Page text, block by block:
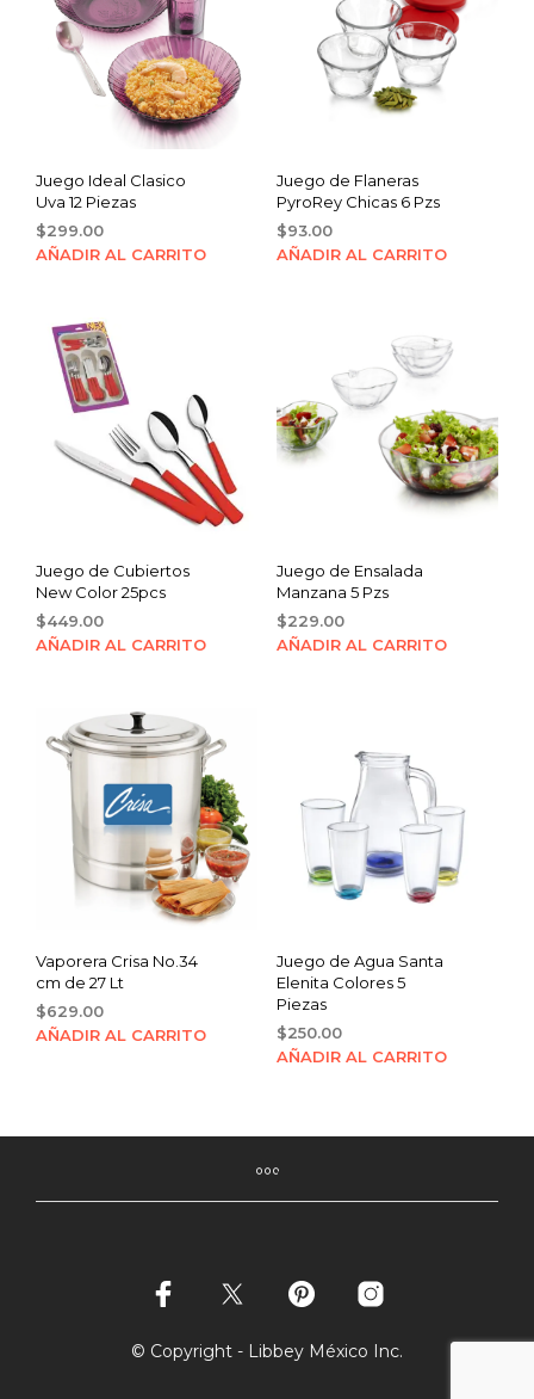
Juego Ideal Clasico
Uva 12 Piezas
$299.00
AÑADIR AL CARRITO
Juego de Flaneras
PyroRey Chicas 6 Pzs
$93.00
AÑADIR AL CARRITO
Juego de Cubiertos
New Color 25pcs
$449.00
AÑADIR AL CARRITO
Juego de Ensalada
Manzana 5 Pzs
$229.00
AÑADIR AL CARRITO
Vaporera Crisa No.34
cm de 27 Lt
$629.00
AÑADIR AL CARRITO
Juego de Agua Santa
Elenita Colores 5
Piezas
$250.00
AÑADIR AL CARRITO
© Copyright - Libbey México Inc.